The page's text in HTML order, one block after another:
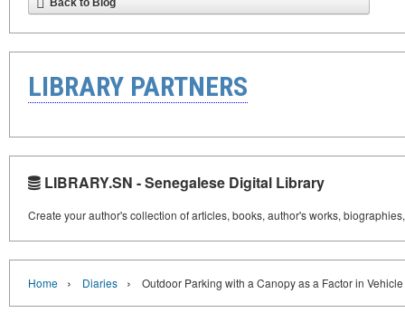
Back to Blog
LIBRARY PARTNERS
LIBRARY.SN - Senegalese Digital Library
Create your author's collection of articles, books, author's works,
Home › Diaries › Outdoor Parking with a Canopy as a Factor in